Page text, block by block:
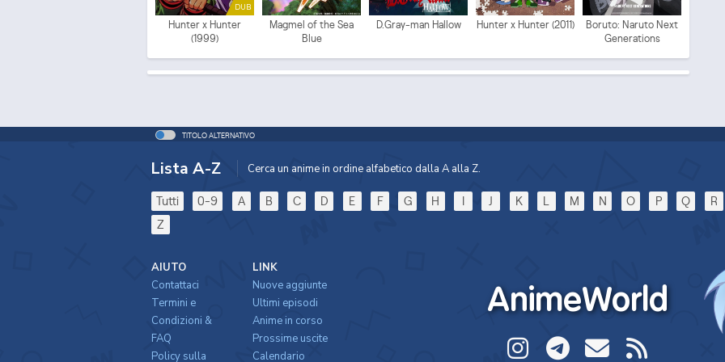
DUB
Hunter x Hunter
(1999)
Magmel of the Sea
Blue
D.Gray-man Hallow Hunter x Hunter (2011)
Boruto: Naruto Next
Generations
TITOLO ALTERNATIVO
Lista A-Z Cerca un anime in ordine alfabetico dalla A alla Z.
Tutti 0-9 A B C D E F G H I J K L M N O P Q R
Z
AnimeWorld
AIUTO
Contattaci
Termini e
Condizioni &
FAQ
Policy sulla
LINK
Nuove aggiunte
Ultimi episodi
Anime in corso
Prossime uscite
Calendario